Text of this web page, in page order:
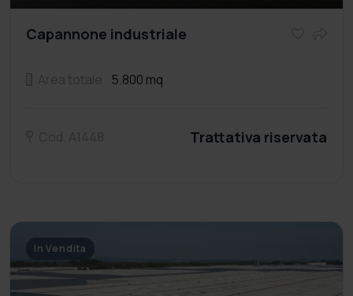
Capannone industriale
5.800 mq
Trattativa riservata
In Vendita